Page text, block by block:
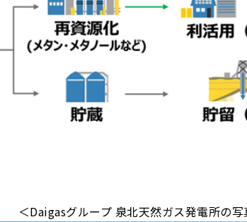
＜Daigasグループ 泉北天然ガス発電所の写